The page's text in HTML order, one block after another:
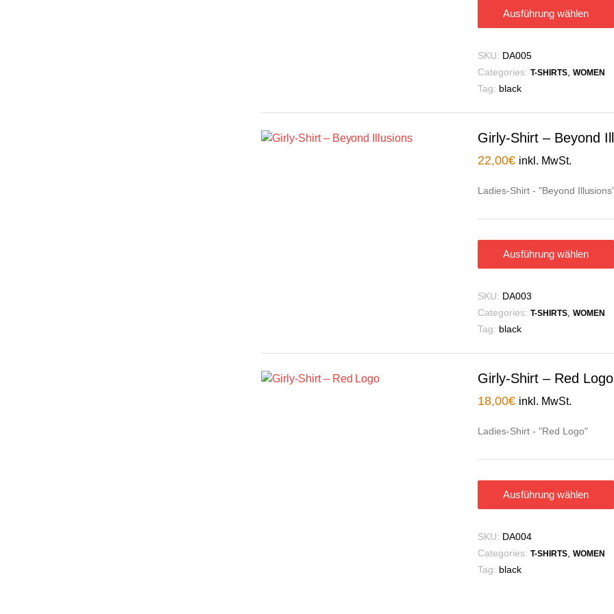
Ausführung wählen
SKU: DA005
Categories: T-SHIRTS, WOMEN
Tag: black
Girly-Shirt – Beyond
22,00€ inkl. MwSt.
Ladies-Shirt - "Beyond
Ausführung wählen
SKU: DA003
Categories: T-SHIRTS, WOMEN
Tag: black
Girly-Shirt – Red Logo
18,00€ inkl. MwSt.
Ladies-Shirt - "Red Logo"
Ausführung wählen
SKU: DA004
Categories: T-SHIRTS, WOMEN
Tag: black